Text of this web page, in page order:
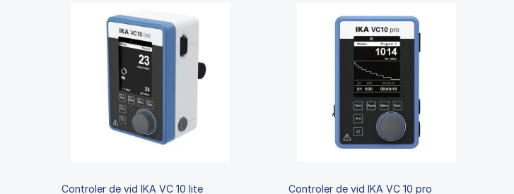
Controler de vid IKA VC 10 lite
Controler de vid IKA VC 10 pro